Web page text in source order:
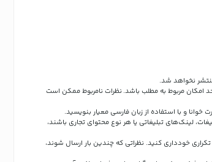
نخواهد شد.
امکان مربوط به مطلب باشد. نظرات نامربوط ممکن است
خوانا و با استفاده از زبان فارسی معیار بنویسید.
لینک‌های تبلیغاتی یا هر نوع محتوای تجاری باشند،
تکراری خودداری کنید. نظراتی که چندین بار ارسال شوند،